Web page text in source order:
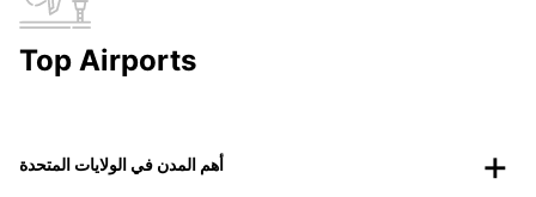
Top Airports
أهم المدن في الولايات المتحدة